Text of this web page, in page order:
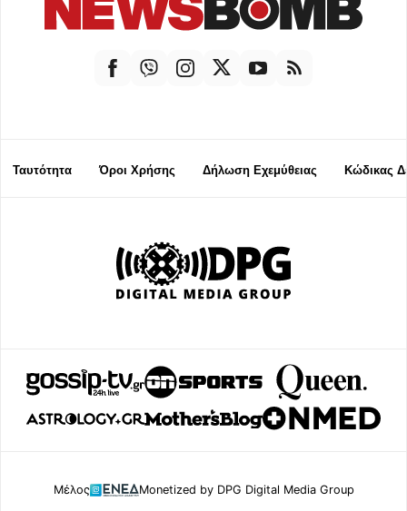
Ταυτότητα Όροι Χρήσης Δήλωση Εχεμύθειας Κώδικας
Μέλος Monetized by DPG Digital Media Group